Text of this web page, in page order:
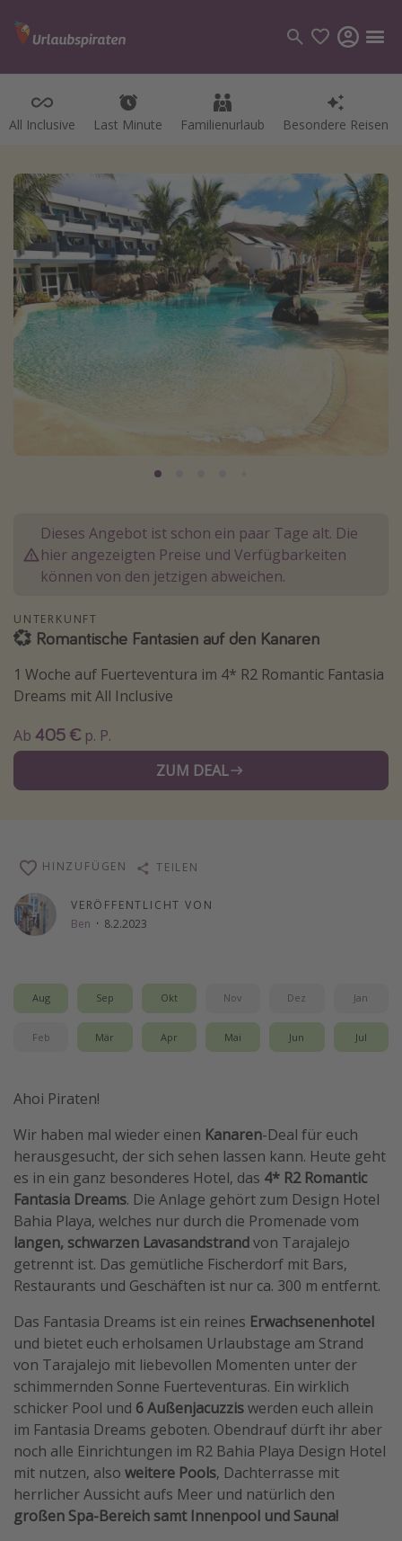
All Inclusive Last Minute Familienurlaub Besondere Reisen
Kategorien
Hotel
Pauschalreisen
Kreuzfahrten
Reiseziele
Alle Reiseziele
Bodensee Urlaub
Gozo Urlaub
Krabi Urlaub
Tulum Urlaub
Japan Rundreise
Reisethemen
Wellnessurlaub
Singlereisen
Gruppenreisen
Hotels am Achensee
Weitere Themen
Reise Journal
Rundreisen in Thailand
Bahnreisen in der Schweiz
Reisepassfreie Reiseziele
Travel Know How
Silvesterreisen
Last Minute Urlaub Mallorca
Last Minute Urlaub Deutschland
Dieses Angebot ist schon ein paar Tage alt. Die
hier angezeigten Preise und Verfügbarkeiten
können von den jetzigen abweichen.
UNTERKUNFT
💞 Romantische Fantasien auf den Kanaren
1 Woche auf Fuerteventura im 4* R2 Romantic Fantasia
Dreams mit All Inclusive
Ab 405 € p. P.
ZUM DEAL
VERÖFFENTLICHT VON
Ben · 8.2.2023
HINZUFÜGEN TEILEN
Aug Sep Okt Nov Dez Jan
Feb Mär Apr Mai Jun Jul
Ahoi Piraten!
Wir haben mal wieder einen Kanaren-Deal für euch
herausgesucht, der sich sehen lassen kann. Heute geht
es in ein ganz besonderes Hotel, das 4* R2 Romantic
Fantasia Dreams. Die Anlage gehört zum Design Hotel
Bahia Playa, welches nur durch die Promenade vom
langen, schwarzen Lavasandstrandvon Tarajalejo
getrennt ist. Das gemütliche Fischerdorf mit Bars,
Restaurants und Geschäften ist nur ca. 300 m entfernt.
Das Fantasia Dreams ist ein reines Erwachsenenhotel
und bietet euch erholsamen Urlaubstage am Strand
von Tarajalejo mit liebevollen Momenten unter der
schimmernden Sonne Fuerteventuras. Ein wirklich
schicker Pool und 6 Außenjacuzziswerden euch allein
im Fantasia Dreams geboten. Obendrauf dürft ihr aber
noch alle Einrichtungen im R2 Bahia Playa Design Hotel
mit nutzen, also weitere Pools, Dachterrasse mit
herrlicher Aussicht aufs Meer und natürlich den
großen Spa-Bereich samt Innenpool und Sauna!